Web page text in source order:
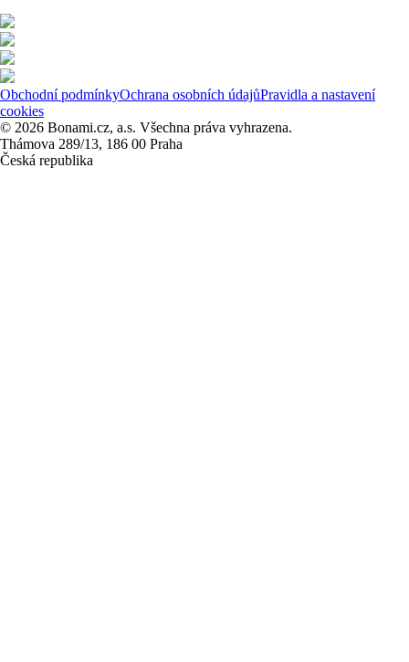
Obchodní podmínkyOchrana osobních údajůPravidla a nastavení
cookies
© 2026 Bonami.cz, a.s. Všechna práva vyhrazena.
Thámova 289/13, 186 00 Praha
Česká republika